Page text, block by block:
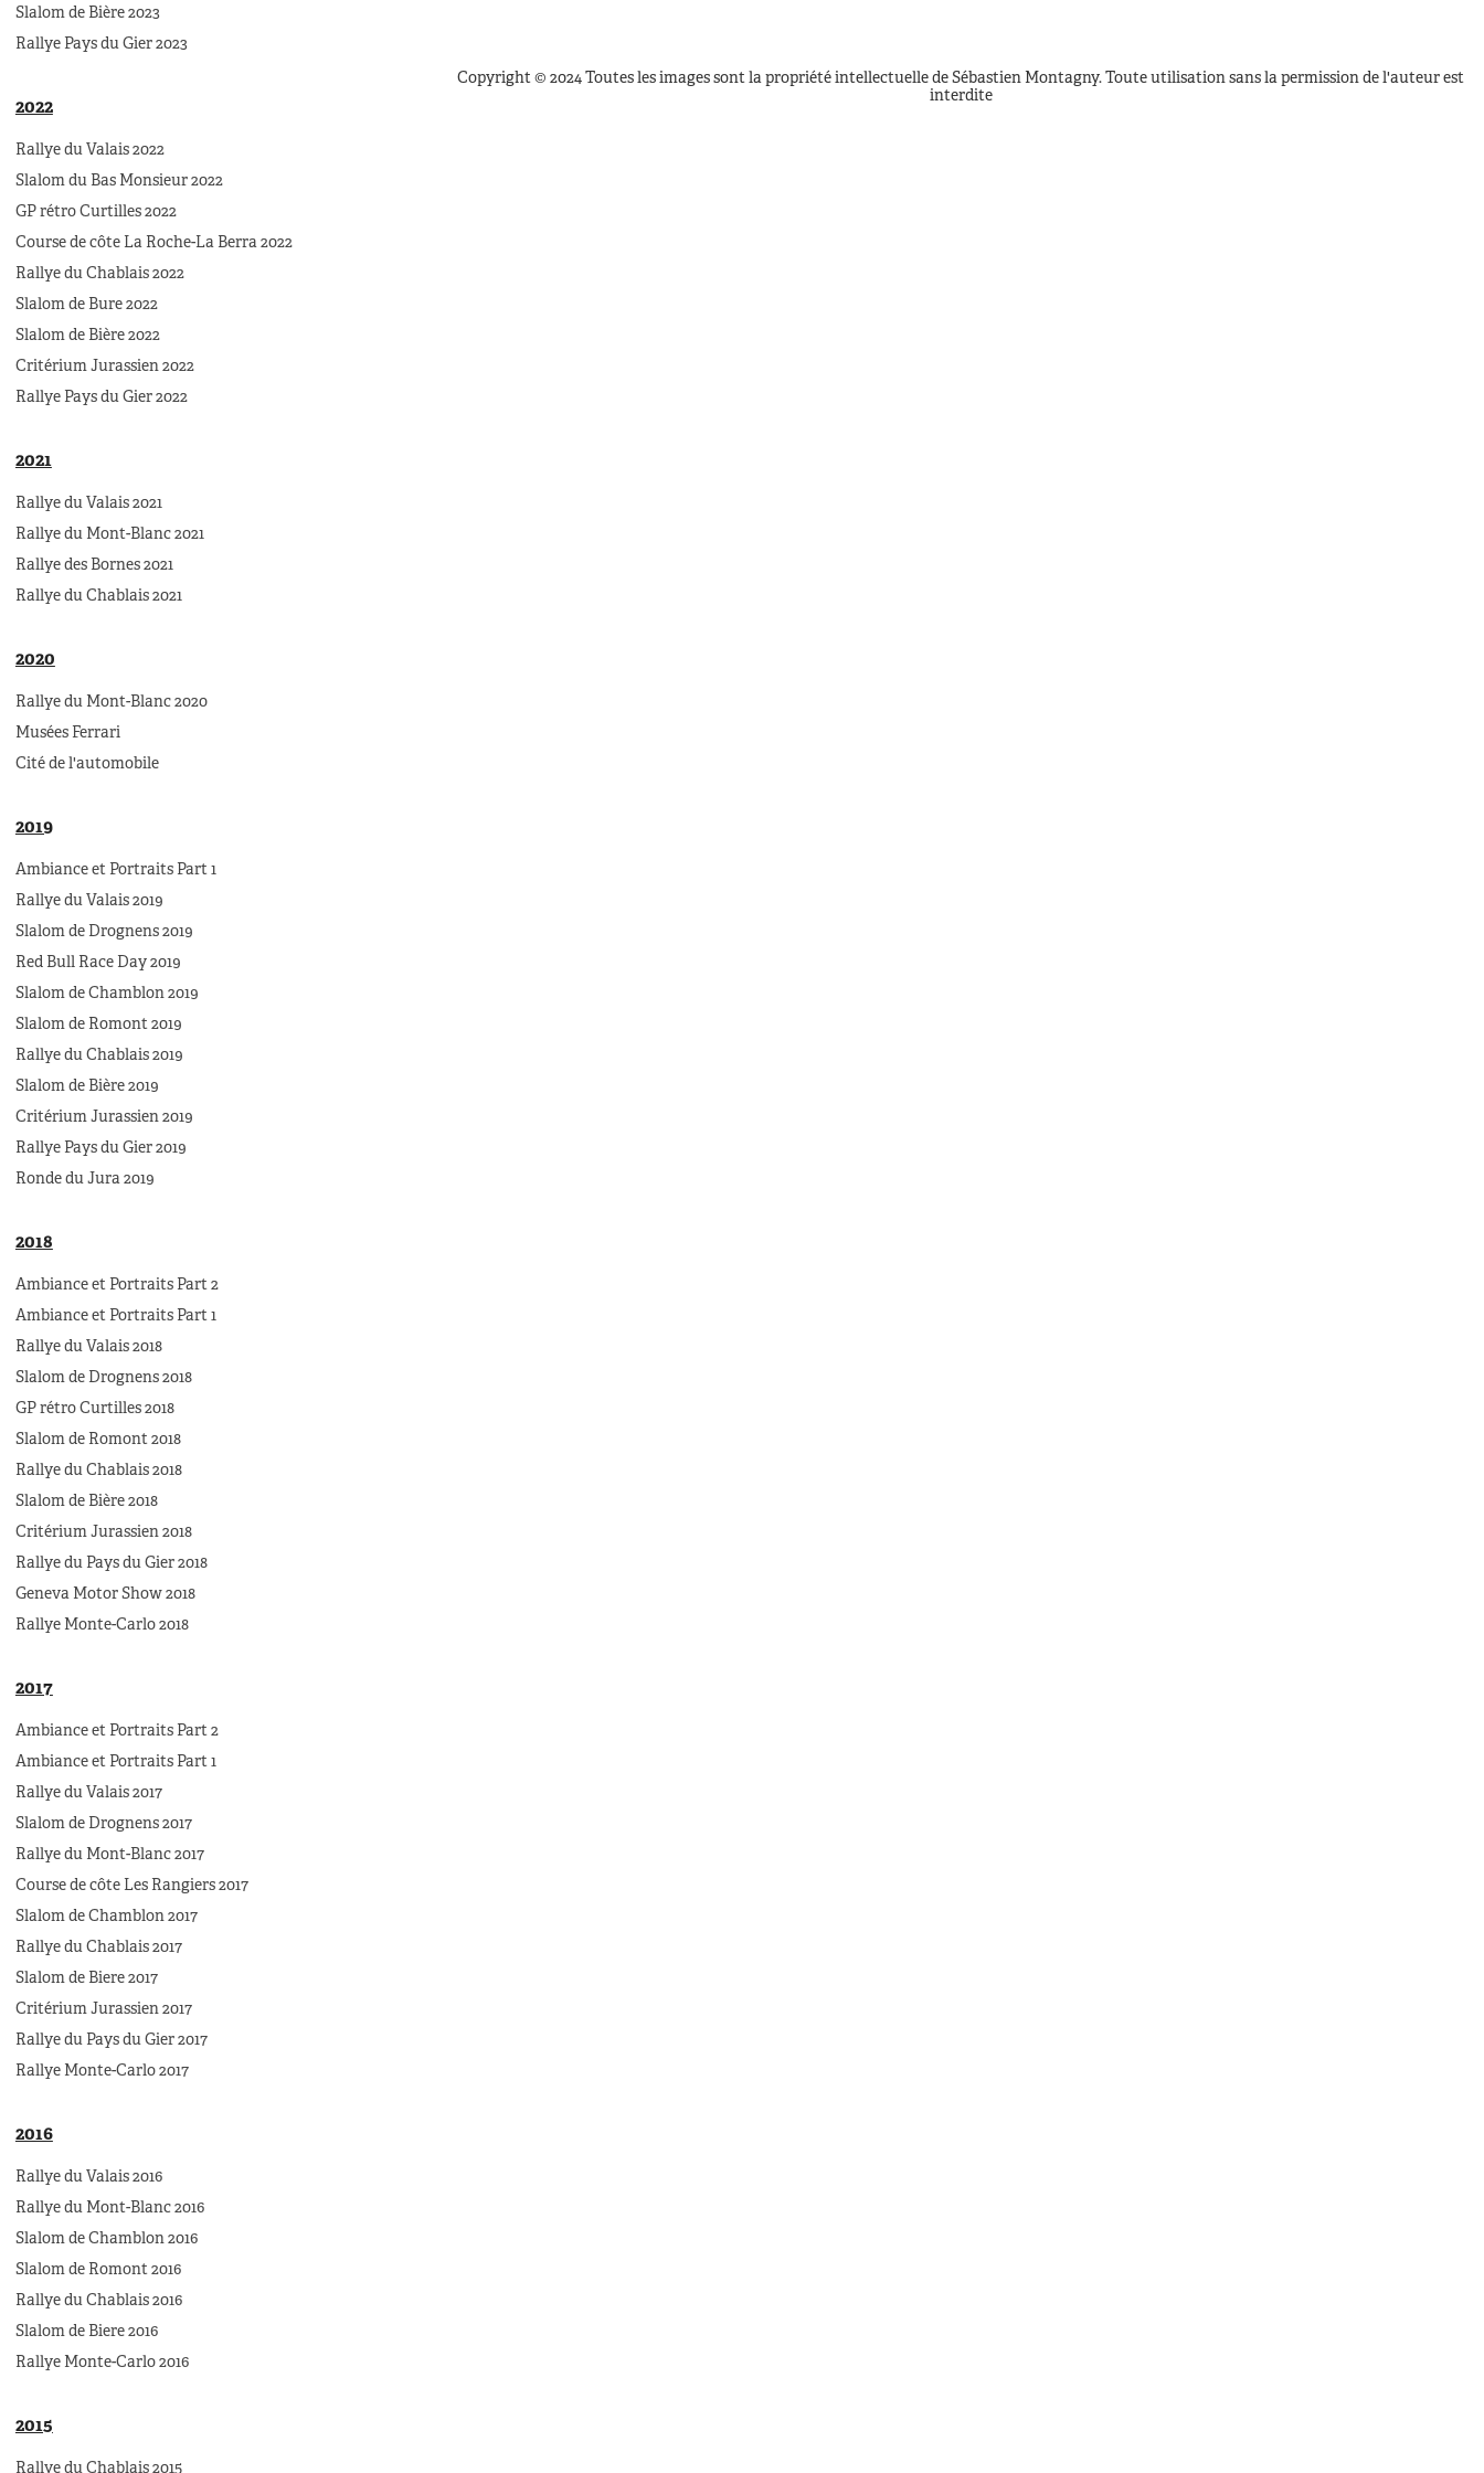
Slalom de Bière 2023
Rallye Pays du Gier 2023
2022
Rallye du Valais 2022
Slalom du Bas Monsieur 2022
GP rétro Curtilles 2022
Course de côte La Roche-La Berra 2022
Rallye du Chablais 2022
Slalom de Bure 2022
Slalom de Bière 2022
Critérium Jurassien 2022
Rallye Pays du Gier 2022
2021
Rallye du Valais 2021
Rallye du Mont-Blanc 2021
Rallye des Bornes 2021
Rallye du Chablais 2021
2020
Rallye du Mont-Blanc 2020
Musées Ferrari
Cité de l'automobile
2019
Ambiance et Portraits Part 1
Rallye du Valais 2019
Slalom de Drognens 2019
Red Bull Race Day 2019
Slalom de Chamblon 2019
Slalom de Romont 2019
Rallye du Chablais 2019
Slalom de Bière 2019
Critérium Jurassien 2019
Rallye Pays du Gier 2019
Ronde du Jura 2019
2018
Ambiance et Portraits Part 2
Ambiance et Portraits Part 1
Rallye du Valais 2018
Slalom de Drognens 2018
GP rétro Curtilles 2018
Slalom de Romont 2018
Rallye du Chablais 2018
Slalom de Bière 2018
Critérium Jurassien 2018
Rallye du Pays du Gier 2018
Geneva Motor Show 2018
Rallye Monte-Carlo 2018
2017
Ambiance et Portraits Part 2
Ambiance et Portraits Part 1
Rallye du Valais 2017
Slalom de Drognens 2017
Rallye du Mont-Blanc 2017
Course de côte Les Rangiers 2017
Slalom de Chamblon 2017
Rallye du Chablais 2017
Slalom de Biere 2017
Critérium Jurassien 2017
Rallye du Pays du Gier 2017
Rallye Monte-Carlo 2017
2016
Rallye du Valais 2016
Rallye du Mont-Blanc 2016
Slalom de Chamblon 2016
Slalom de Romont 2016
Rallye du Chablais 2016
Slalom de Biere 2016
Rallye Monte-Carlo 2016
2015
Rallye du Chablais 2015
Copyright © 2024 Toutes les images sont la propriété intellectuelle de Sébastien Montagny. Toute utilisation sans la permission de l'auteur est
interdite